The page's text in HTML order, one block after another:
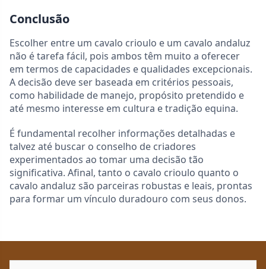
Conclusão
Escolher entre um cavalo crioulo e um cavalo andaluz
não é tarefa fácil, pois ambos têm muito a oferecer
em termos de capacidades e qualidades excepcionais.
A decisão deve ser baseada em critérios pessoais,
como habilidade de manejo, propósito pretendido e
até mesmo interesse em cultura e tradição equina.
É fundamental recolher informações detalhadas e
talvez até buscar o conselho de criadores
experimentados ao tomar uma decisão tão
significativa. Afinal, tanto o cavalo crioulo quanto o
cavalo andaluz são parceiras robustas e leais, prontas
para formar um vínculo duradouro com seus donos.